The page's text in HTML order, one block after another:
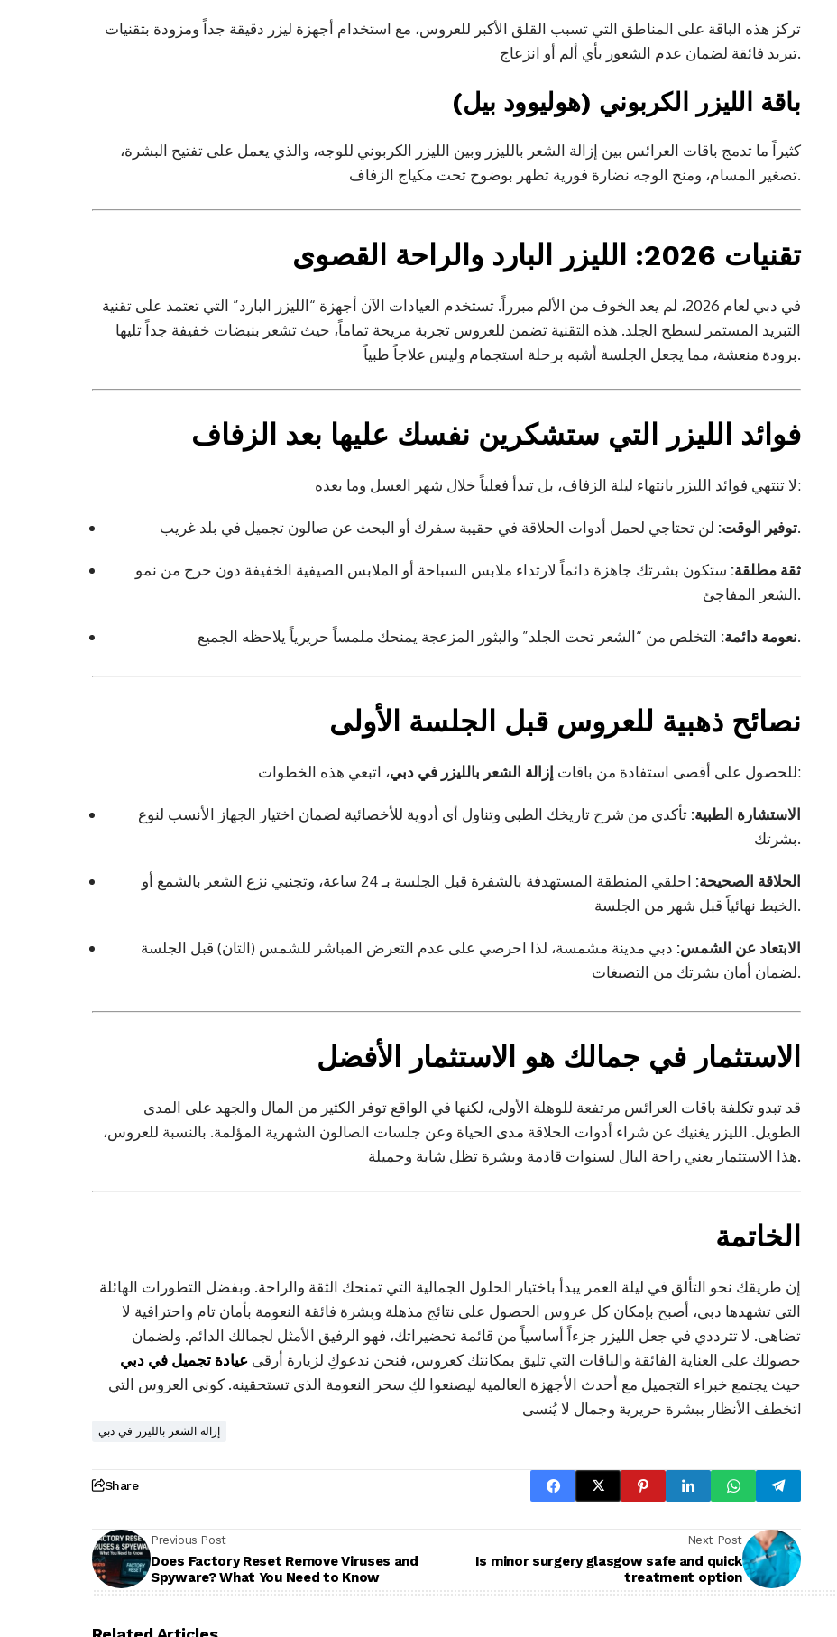
تركز هذه الباقة على المناطق التي تسبب القلق الأكبر للعروس، مع استخدام أجهزة ليزر دقيقة جداً ومزودة بتقنيات
تبريد فائقة لضمان عدم الشعور بأي ألم أو انزعاج.
باقة الليزر الكربوني (هوليوود بيل)
كثيراً ما تدمج باقات العرائس بين إزالة الشعر بالليزر وبين الليزر الكربوني للوجه، والذي يعمل على تفتيح البشرة،
تصغير المسام، ومنح الوجه نضارة فورية تظهر بوضوح تحت مكياج الزفاف.
تقنيات 2026: الليزر البارد والراحة القصوى
في دبي لعام 2026، لم يعد الخوف من الألم مبرراً. تستخدم العيادات الآن أجهزة “الليزر البارد” التي تعتمد على تقنية
التبريد المستمر لسطح الجلد. هذه التقنية تضمن للعروس تجربة مريحة تماماً، حيث تشعر بنبضات خفيفة جداً تليها
برودة منعشة، مما يجعل الجلسة أشبه برحلة استجمام وليس علاجاً طبياً.
فوائد الليزر التي ستشكرين نفسك عليها بعد الزفاف
لا تنتهي فوائد الليزر بانتهاء ليلة الزفاف، بل تبدأ فعلياً خلال شهر العسل وما بعده:
توفير الوقت:لن تحتاجي لحمل أدوات الحلاقة في حقيبة سفرك أو البحث عن صالون تجميل في بلد غريب.
ثقة مطلقة: ستكون بشرتك جاهزة دائماً لارتداء ملابس السباحة أو الملابس الصيفية الخفيفة دون حرج من نمو
الشعر المفاجئ.
نعومة دائمة:التخلص من “الشعر تحت الجلد” والبثور المزعجة يمنحك ملمساً حريرياً يلاحظه الجميع.
نصائح ذهبية للعروس قبل الجلسة الأولى
للحصول على أقصى استفادة من باقات إزالة الشعر بالليزر في دبي ، اتبعي هذه الخطوات:
الاستشارة الطبية: تأكدي من شرح تاريخك الطبي وتناول أي أدوية للأخصائية لضمان اختيار الجهاز الأنسب لنوع
بشرتك.
الحلاقة الصحيحة:
احلقي المنطقة المستهدفة بالشفرة قبل الجلسة بـ 24 ساعة، وتجنبي نزع الشعر بالشمع أو
الخيط نهائياً قبل شهر من الجلسة.
الابتعاد عن الشمس: دبي مدينة مشمسة، لذا احرصي على عدم التعرض المباشر للشمس (التان) قبل الجلسة
لضمان أمان بشرتك من التصبغات.
الاستثمار في جمالك هو الاستثمار الأفضل
قد تبدو تكلفة باقات العرائس مرتفعة للوهلة الأولى، لكنها في الواقع توفر الكثير من المال والجهد على المدى
الطويل. الليزر يغنيك عن شراء أدوات الحلاقة مدى الحياة وعن جلسات الصالون الشهرية المؤلمة. بالنسبة للعروس،
هذا الاستثمار يعني راحة البال لسنوات قادمة وبشرة تظل شابة وجميلة.
الخاتمة
إن طريقك نحو التألق في ليلة العمر يبدأ باختيار الحلول الجمالية التي تمنحك الثقة والراحة. وبفضل التطورات الهائلة
التي تشهدها دبي، أصبح بإمكان كل عروس الحصول على نتائج مذهلة وبشرة فائقة النعومة بأمان تام واحترافية لا
تضاهى. لا تترددي في جعل الليزر جزءاً أساسياً من قائمة تحضيراتك، فهو الرفيق الأمثل لجمالك الدائم. ولضمان
حصولك على العناية الفائقة والباقات التي تليق بمكانتك كعروس، فنحن ندعوكِ لزيارة أرقى عيادة تجميل في دبي
حيث يجتمع خبراء التجميل مع أحدث الأجهزة العالمية ليصنعوا لكِ سحر النعومة الذي تستحقينه. كوني العروس التي
تخطف الأنظار ببشرة حريرية وجمال لا يُنسى!
إزالة الشعر بالليزر في دبي
Share
Previous Post
Does Factory Reset Remove Viruses and
Spyware? What You Need to Know
Next Post
Is minor surgery glasgow safe and quick
treatment option